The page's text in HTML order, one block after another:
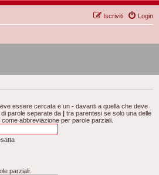
Login
Iscriviti
essere cercata e un - davanti a quella che deve
parole separate da | tra parentesi se solo una delle
abbreviazione per parole parziali.
parziali.